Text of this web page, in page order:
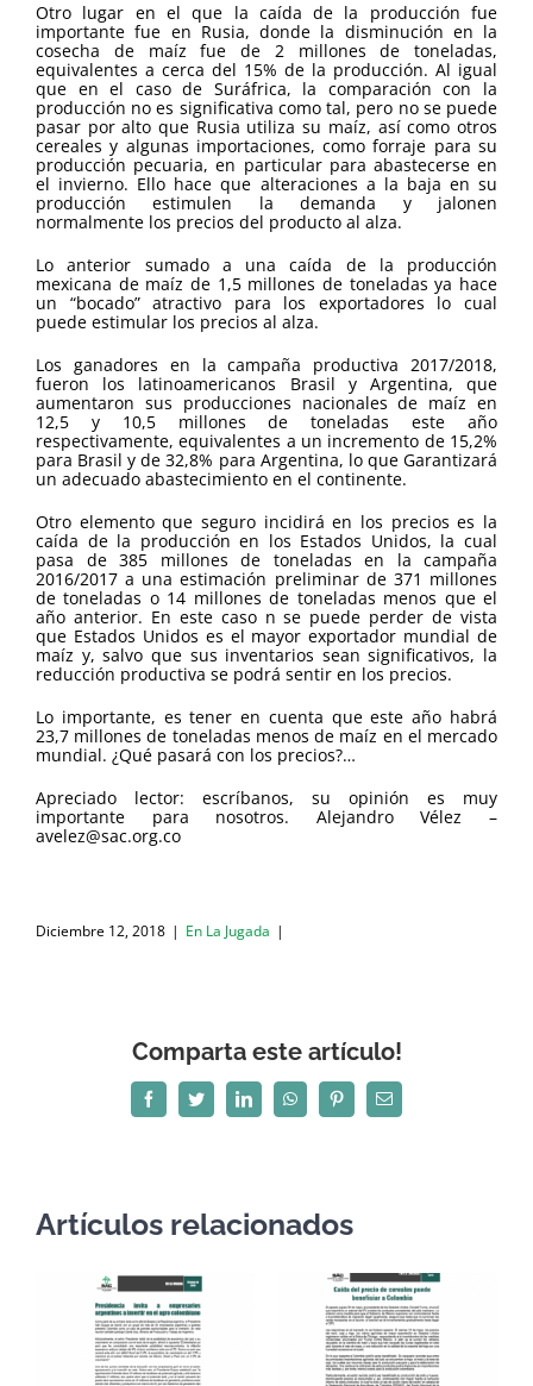
Otro lugar en el que la caída de la producción fue
importante fue en Rusia, donde la disminución en la
cosecha de maíz fue de 2 millones de toneladas,
equivalentes a cerca del 15% de la producción. Al igual
que en el caso de Suráfrica, la comparación con la
producción no es significativa como tal, pero no se puede
pasar por alto que Rusia utiliza su maíz, así como otros
cereales y algunas importaciones, como forraje para su
producción pecuaria, en particular para abastecerse en
el invierno. Ello hace que alteraciones a la baja en su
producción estimulen la demanda y jalonen
normalmente los precios del producto al alza.
Lo anterior sumado a una caída de la producción
mexicana de maíz de 1,5 millones de toneladas ya hace
un “bocado” atractivo para los exportadores lo cual
puede estimular los precios al alza.
Los ganadores en la campaña productiva 2017/2018,
fueron los latinoamericanos Brasil y Argentina, que
aumentaron sus producciones nacionales de maíz en
12,5 y 10,5 millones de toneladas este año
respectivamente, equivalentes a un incremento de 15,2%
para Brasil y de 32,8% para Argentina, lo que Garantizará
un adecuado abastecimiento en el continente.
Otro elemento que seguro incidirá en los precios es la
caída de la producción en los Estados Unidos, la cual
pasa de 385 millones de toneladas en la campaña
2016/2017 a una estimación preliminar de 371 millones
de toneladas o 14 millones de toneladas menos que el
año anterior. En este caso n se puede perder de vista
que Estados Unidos es el mayor exportador mundial de
maíz y, salvo que sus inventarios sean significativos, la
reducción productiva se podrá sentir en los precios.
Lo importante, es tener en cuenta que este año habrá
23,7 millones de toneladas menos de maíz en el mercado
mundial. ¿Qué pasará con los precios?…
Apreciado lector: escríbanos, su opinión es muy
importante para nosotros. Alejandro Vélez –
avelez@sac.org.co
Diciembre 12, 2018 | En La Jugada |
Comparta este artículo!
FacebookTwitterLinkedInWhatsAppPinterestCorreo
electrónico
Artículos relacionados